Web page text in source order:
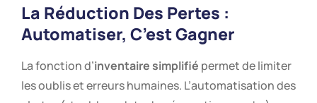
La Réduction Des Pertes :
Automatiser, C’est Gagner
La fonction d’inventaire simplifié permet de limiter
les oublis et erreurs humaines. L’automatisation des